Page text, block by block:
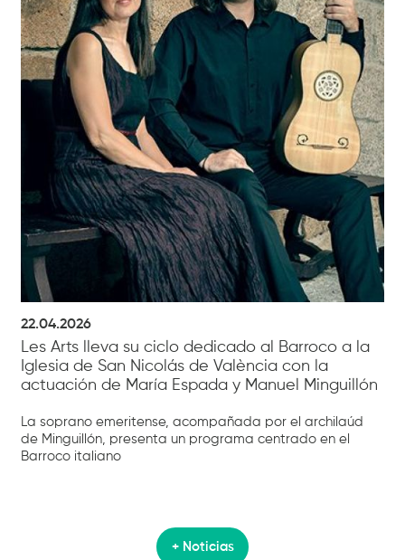
22.04.2026
Les Arts lleva su ciclo dedicado al Barroco a la
Iglesia de San Nicolás de València con la
actuación de María Espada y Manuel Minguillón
La soprano emeritense, acompañada por el archilaúd
de Minguillón, presenta un programa centrado en el
Barroco italiano
+ Noticias